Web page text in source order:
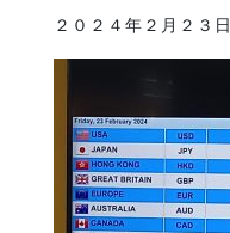
２０２４年２月２３